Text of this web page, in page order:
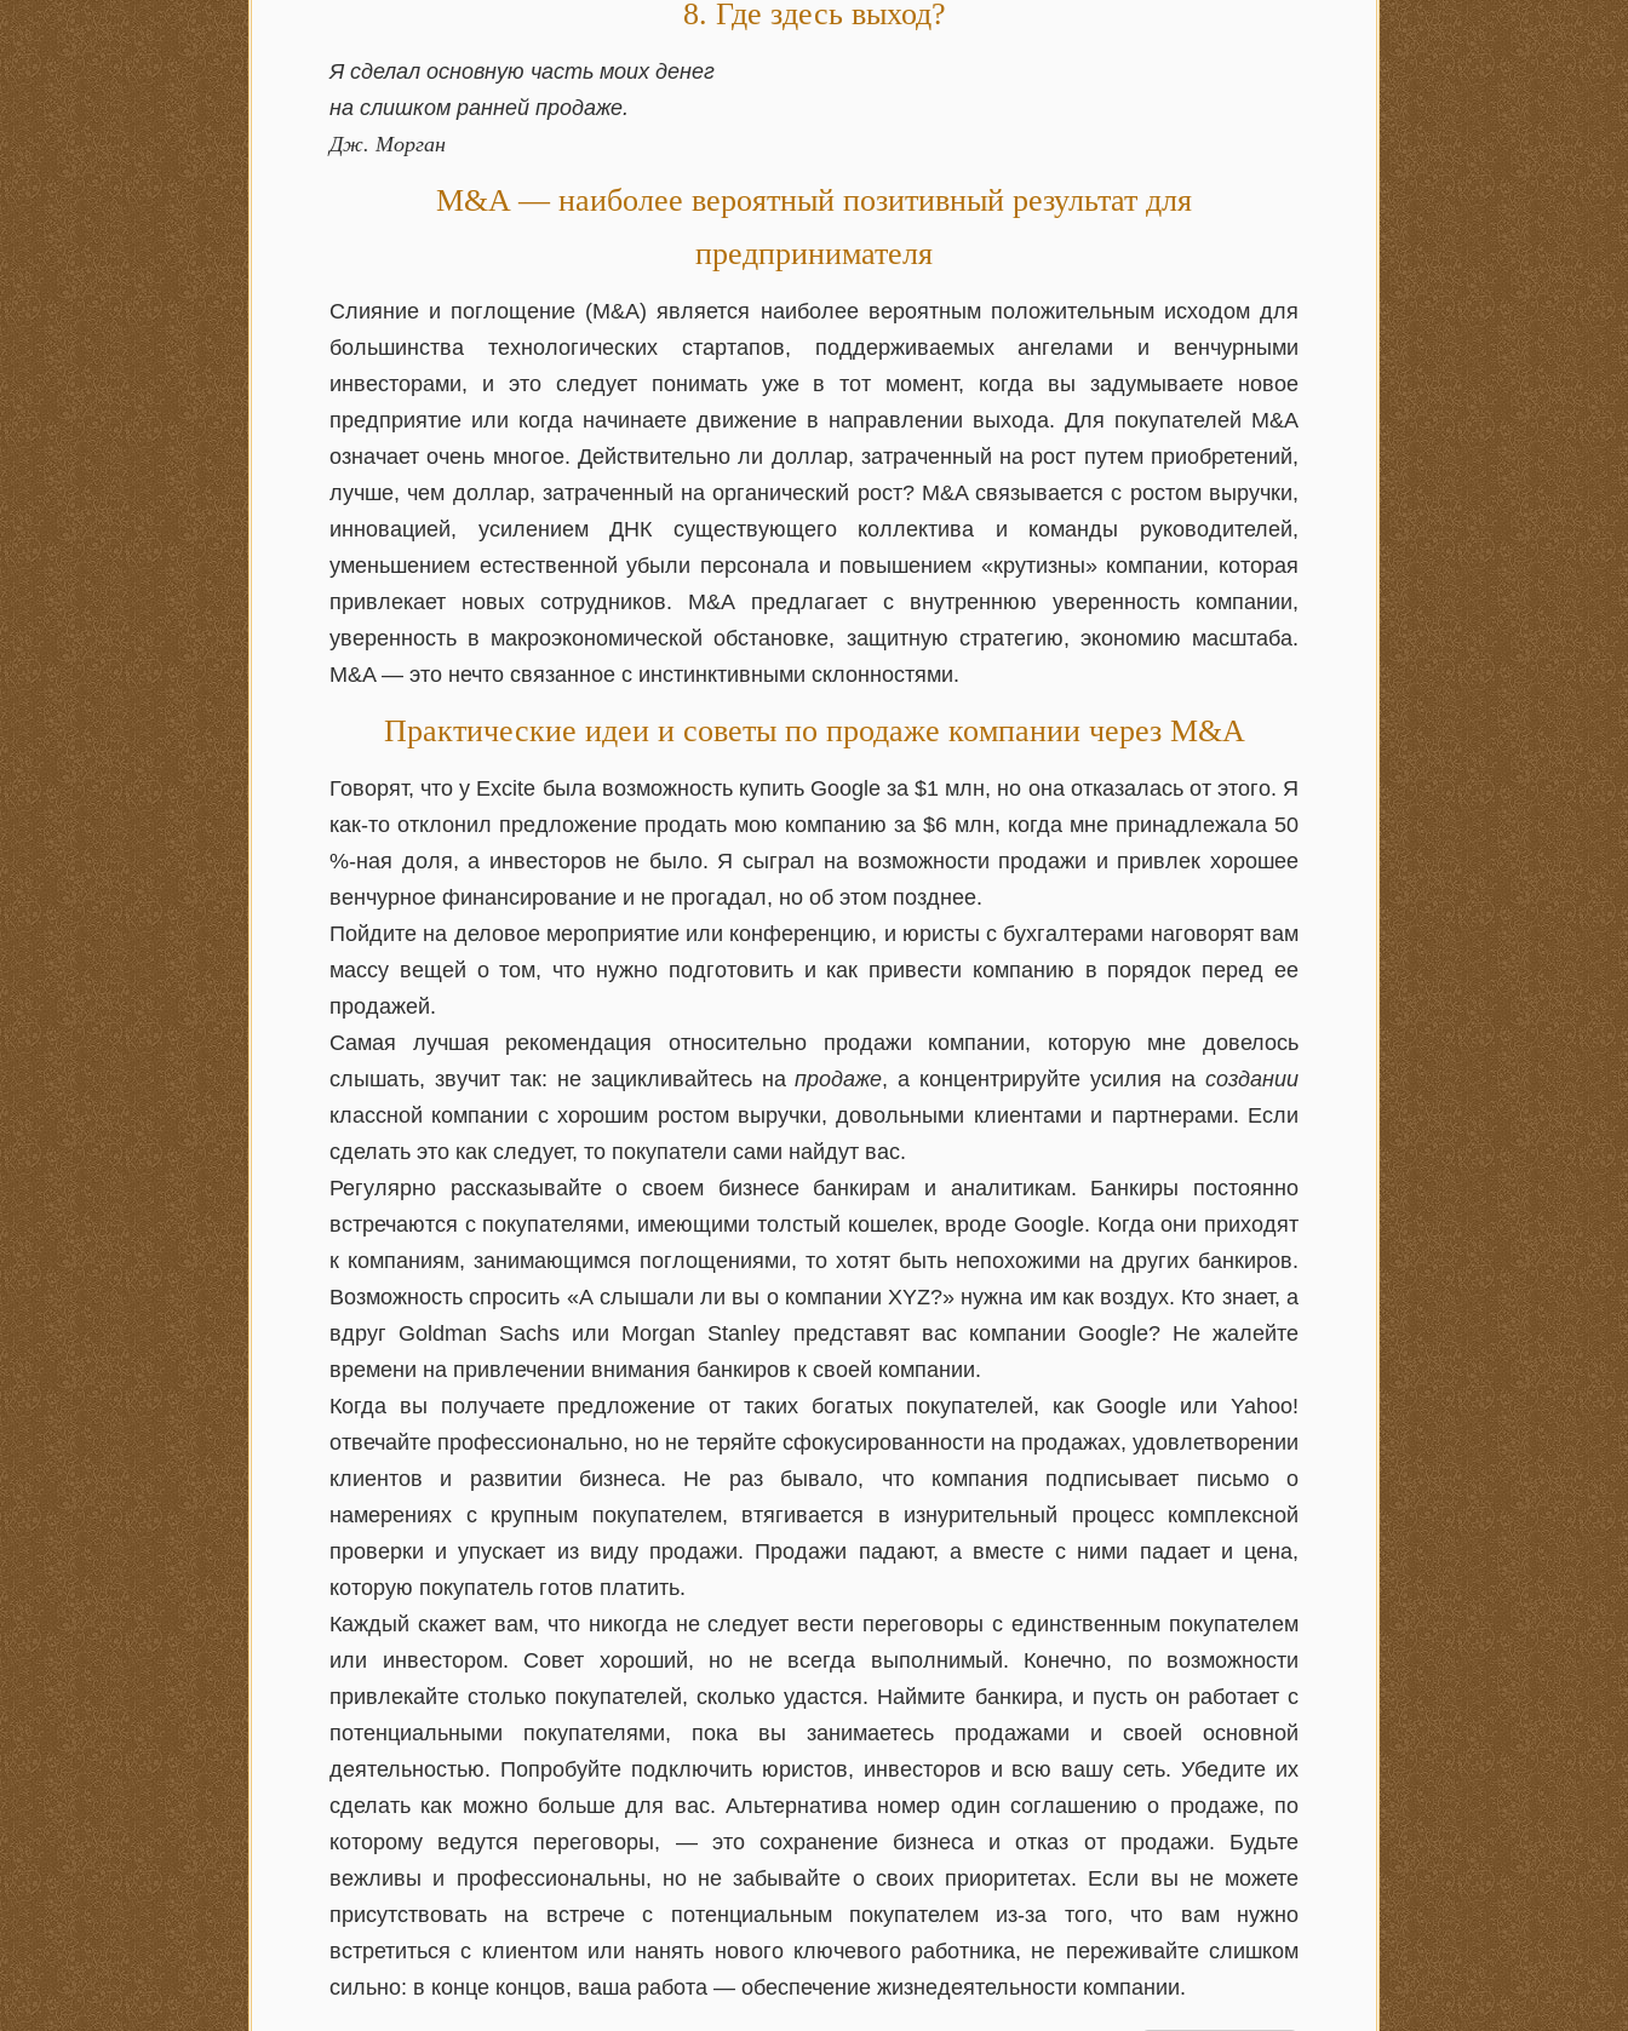
8. Где здесь выход?
Я сделал основную часть моих денег
на слишком ранней продаже.
Дж. Морган
M&A — наиболее вероятный позитивный результат для
предпринимателя
Слияние и поглощение (M&A) является наиболее вероятным положительным исходом для
большинства технологических стартапов, поддерживаемых ангелами и венчурными
инвесторами, и это следует понимать уже в тот момент, когда вы задумываете новое
предприятие или когда начинаете движение в направлении выхода. Для покупателей M&A
означает очень многое. Действительно ли доллар, затраченный на рост путем приобретений,
лучше, чем доллар, затраченный на органический рост? M&A связывается с ростом выручки,
инновацией, усилением ДНК существующего коллектива и команды руководителей,
уменьшением естественной убыли персонала и повышением «крутизны» компании, которая
привлекает новых сотрудников. M&A предлагает с внутреннюю уверенность компании,
уверенность в макроэкономической обстановке, защитную стратегию, экономию масштаба.
M&A — это нечто связанное с инстинктивными склонностями.
Практические идеи и советы по продаже компании через M&A
Говорят, что у Excite была возможность купить Google за $1 млн, но она отказалась от этого. Я
как-то отклонил предложение продать мою компанию за $6 млн, когда мне принадлежала 50
%-ная доля, а инвесторов не было. Я сыграл на возможности продажи и привлек хорошее
венчурное финансирование и не прогадал, но об этом позднее.
Пойдите на деловое мероприятие или конференцию, и юристы с бухгалтерами наговорят вам
массу вещей о том, что нужно подготовить и как привести компанию в порядок перед ее
продажей.
Самая лучшая рекомендация относительно продажи компании, которую мне довелось
слышать, звучит так: не зацикливайтесь напродаже, а концентрируйте усилия насоздании
классной компании с хорошим ростом выручки, довольными клиентами и партнерами. Если
сделать это как следует, то покупатели сами найдут вас.
Регулярно рассказывайте о своем бизнесе банкирам и аналитикам. Банкиры постоянно
встречаются с покупателями, имеющими толстый кошелек, вроде Google. Когда они приходят
к компаниям, занимающимся поглощениями, то хотят быть непохожими на других банкиров.
Возможность спросить «А слышали ли вы о компании XYZ?» нужна им как воздух. Кто знает, а
вдруг Goldman Sachs или Morgan Stanley представят вас компании Google? Не жалейте
времени на привлечении внимания банкиров к своей компании.
Когда вы получаете предложение от таких богатых покупателей, как Google или Yahoo!
отвечайте профессионально, но не теряйте сфокусированности на продажах, удовлетворении
клиентов и развитии бизнеса. Не раз бывало, что компания подписывает письмо о
намерениях с крупным покупателем, втягивается в изнурительный процесс комплексной
проверки и упускает из виду продажи. Продажи падают, а вместе с ними падает и цена,
которую покупатель готов платить.
Каждый скажет вам, что никогда не следует вести переговоры с единственным покупателем
или инвестором. Совет хороший, но не всегда выполнимый. Конечно, по возможности
привлекайте столько покупателей, сколько удастся. Наймите банкира, и пусть он работает с
потенциальными покупателями, пока вы занимаетесь продажами и своей основной
деятельностью. Попробуйте подключить юристов, инвесторов и всю вашу сеть. Убедите их
сделать как можно больше для вас. Альтернатива номер один соглашению о продаже, по
которому ведутся переговоры, — это сохранение бизнеса и отказ от продажи. Будьте
вежливы и профессиональны, но не забывайте о своих приоритетах. Если вы не можете
присутствовать на встрече с потенциальным покупателем из-за того, что вам нужно
встретиться с клиентом или нанять нового ключевого работника, не переживайте слишком
сильно: в конце концов, ваша работа — обеспечение жизнедеятельности компании.